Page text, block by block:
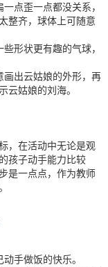
点歪一点都没关系，
整齐，球体上可随意
形状更有趣的气球，
出云姑娘的外形，再
云姑娘的刘海。
在活动中无论是观
孩子动手能力比较
是一点点，作为教师
手做饭的快乐。